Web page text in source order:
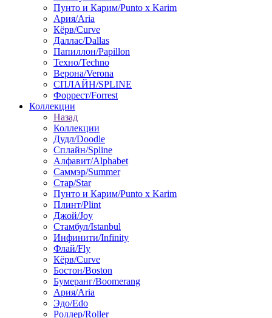
Пунто и Карим/Punto x Karim
Ария/Aria
Кёрв/Curve
Даллас/Dallas
Папиллон/Papillon
Техно/Techno
Верона/Verona
СПЛАЙН/SPLINE
Форрест/Forrest
Коллекции
Назад
Коллекции
Дудл/Doodle
Сплайн/Spline
Алфавит/Alphabet
Саммэр/Summer
Стар/Star
Пунто и Карим/Punto x Karim
Плинт/Plint
Джой/Joy
Стамбул/Istanbul
Инфинити/Infinity
Флай/Fly
Кёрв/Curve
Бостон/Boston
Бумеранг/Boomerang
Ария/Aria
Эдо/Edo
Роллер/Roller